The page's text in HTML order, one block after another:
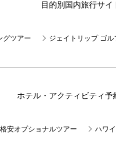
目的別国内旅行サイ
グツアー ジェイトリップ ゴル
ホテル・アクティビティ予
安オプショナルツアー ハワ